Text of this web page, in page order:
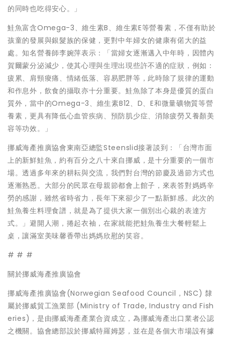
的同時也吃得安心。」
鮭魚富含Omega-3、維生素B、維生素E等營養素，不僅有助於
孩童的發展與銀髮族的保健，更對中年婦女的健康有偌大的益
處。知名營養師李婉萍表示：「當婦女逐漸邁入中年時，因體內
賀爾蒙分泌減少，使其心理與生理出現些許不適的症狀，例如：
疲累、肩頸痠痛、情緒低落、容易肥胖等，此時除了規律的運動
和作息外，飲食的攝取亦十分重要。鮭魚除了本身是優質的蛋白
質外，當中的Omega-3、維生素B12、D、E和微量礦物質等營
養素，更具有降低心血管疾病、預防肌少症、消除疲勞又養顏美
容等功效。」
挪威海產推廣協會東南亞總監Steenslid接著談到：「台灣市面
上的新鮮鮭魚，約有百分之八十來自挪威，是十分重要的一個市
場。透過多年來的耕耘與交流，我們對台灣的節慶及過節方式也
逐漸熟悉。大部分的民眾在母親節都會上館子，來表答對媽媽辛
勞的感謝，雖然省時省力，長年下來卻少了一點新鮮感。此次的
鮭魚養生料理食譜，就是為了提供大家一個別出心裁的表達方
式。」避開人潮，捲起衣袖，在家就能把鮭魚養生大餐輕鬆上
桌，讓滿室美味馨香帶出媽媽欣慰的笑容。
# # #
關於挪威海產推廣協會
挪威海產推廣協會(Norwegian Seafood Council，NSC) 隸
屬於挪威貿工漁業部 (Ministry of Trade, Industry and Fish
eries)，是由挪威海產產業合資成立，為挪威海產出口業者公認
之機關。協會總部設於挪威特羅姆瑟，並在是各個大市場設有據